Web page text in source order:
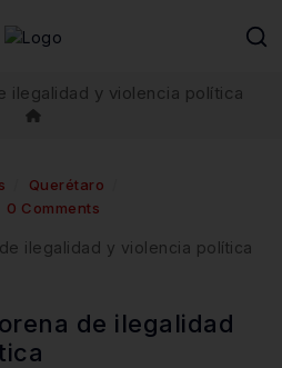
ilegalidad y violencia política
Querétaro
0 Comments
de ilegalidad